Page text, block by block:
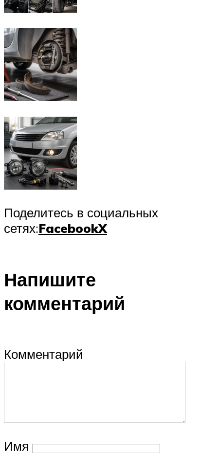
Поделитесь в социальных
сетях:FacebookX
Напишите
комментарий
Комментарий
Имя